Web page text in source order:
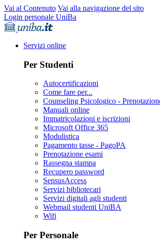
Vai al Contenuto Vai alla navigazione del sito
Login personale UniBa
Servizi online
Per Studenti
Autocertificazioni
Come fare per...
Counseling Psicologico -
Manuali online
Immatricolazioni e iscrizioni
Microsoft Office 365
Modulistica
Pagamento tasse - PagoPA
Prenotazione esami
Rassegna stampa
Recupero password
SensusAccess
Servizi bibliotecari
Servizi digitali agli studenti
Webmail studenti UniBA
Wifi
Per Personale